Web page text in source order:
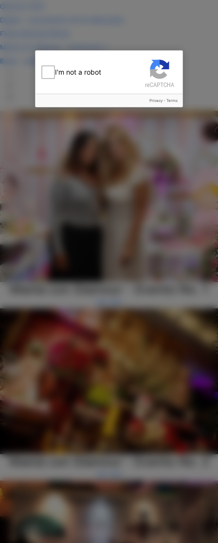
Glamour 2022
Digitel - Lanzamiento 3G en Maracaibo
Fiesta Miranda Minnie
Mamá con Glamour - Evento No. 1
Boda - celebración No. 1
Mamá con Glamour - Evento No. 1
Mamá con Glamour - Evento No. 2
I'm not a robot
Privacy - Terms